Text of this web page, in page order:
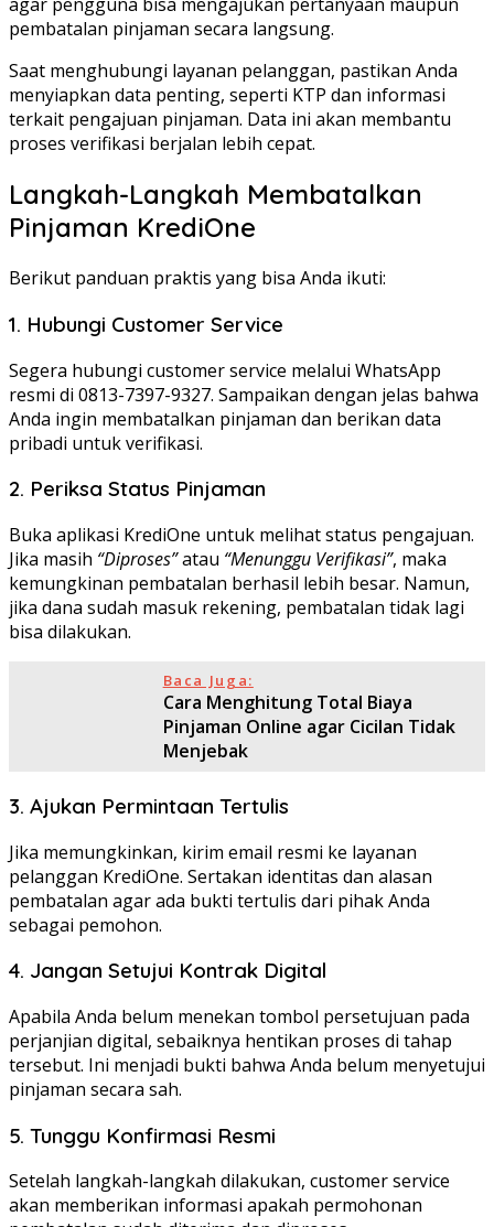
agar pengguna bisa mengajukan pertanyaan maupun
pembatalan pinjaman secara langsung.
Saat menghubungi layanan pelanggan, pastikan Anda
menyiapkan data penting, seperti KTP dan informasi
terkait pengajuan pinjaman. Data ini akan membantu
proses verifikasi berjalan lebih cepat.
Langkah-Langkah Membatalkan
Pinjaman KrediOne
Berikut panduan praktis yang bisa Anda ikuti:
1. Hubungi Customer Service
Segera hubungi customer service melalui WhatsApp
resmi di 0813-7397-9327. Sampaikan dengan jelas bahwa
Anda ingin membatalkan pinjaman dan berikan data
pribadi untuk verifikasi.
2. Periksa Status Pinjaman
Buka aplikasi KrediOne untuk melihat status pengajuan.
Jika masih “Diproses”atau “Menunggu Verifikasi”, maka
kemungkinan pembatalan berhasil lebih besar. Namun,
jika dana sudah masuk rekening, pembatalan tidak lagi
bisa dilakukan.
Baca Juga:
Cara Menghitung Total Biaya
Pinjaman Online agar Cicilan Tidak
Menjebak
3. Ajukan Permintaan Tertulis
Jika memungkinkan, kirim email resmi ke layanan
pelanggan KrediOne. Sertakan identitas dan alasan
pembatalan agar ada bukti tertulis dari pihak Anda
sebagai pemohon.
4. Jangan Setujui Kontrak Digital
Apabila Anda belum menekan tombol persetujuan pada
perjanjian digital, sebaiknya hentikan proses di tahap
tersebut. Ini menjadi bukti bahwa Anda belum menyetujui
pinjaman secara sah.
5. Tunggu Konfirmasi Resmi
Setelah langkah-langkah dilakukan, customer service
akan memberikan informasi apakah permohonan